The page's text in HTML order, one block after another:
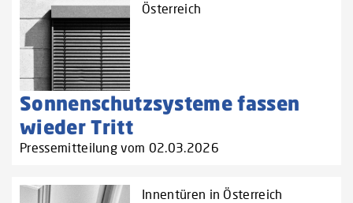
Österreich
Sonnenschutzsysteme fassen
wieder Tritt
Pressemitteilung vom 02.03.2026
Innentüren in Österreich